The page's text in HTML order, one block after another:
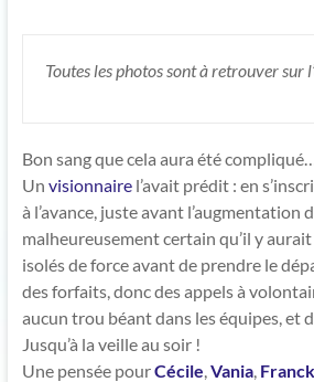
Toutes les photos sont à retrouver sur l’
Bon sang que cela aura été
Un visionnairel’avait prédit : en
à l’avance, juste avant l’augmentation
malheureusement certain qu’il y
isolés de force avant de prendre le
des forfaits, donc des appels à
aucun trou béant dans les équipes, et
Jusqu’à la veille au soir !
Une pensée pourCécile,Vania, Franck